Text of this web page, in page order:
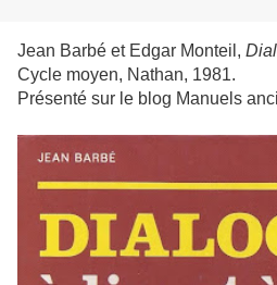
Jean Barbé et Edgar Montei l,
Cycle moyen, Nathan, 1981.
Présenté sur le blog Manuels